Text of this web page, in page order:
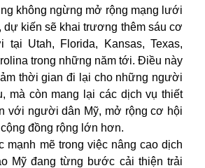
không ngừng mở rộng mạng lưới
dự kiến sẽ khai trương thêm sáu cơ
Utah, Florida, Kansas, Texas,
trong những năm tới. Điều này
thời gian đi lại cho những người
mà còn mang lại các dịch vụ thiết
với người dân Mỹ, mở rộng cơ hội
đồng rộng lớn hơn.
mẽ trong việc nâng cao dịch
Mỹ đang từng bước cải thiện trải